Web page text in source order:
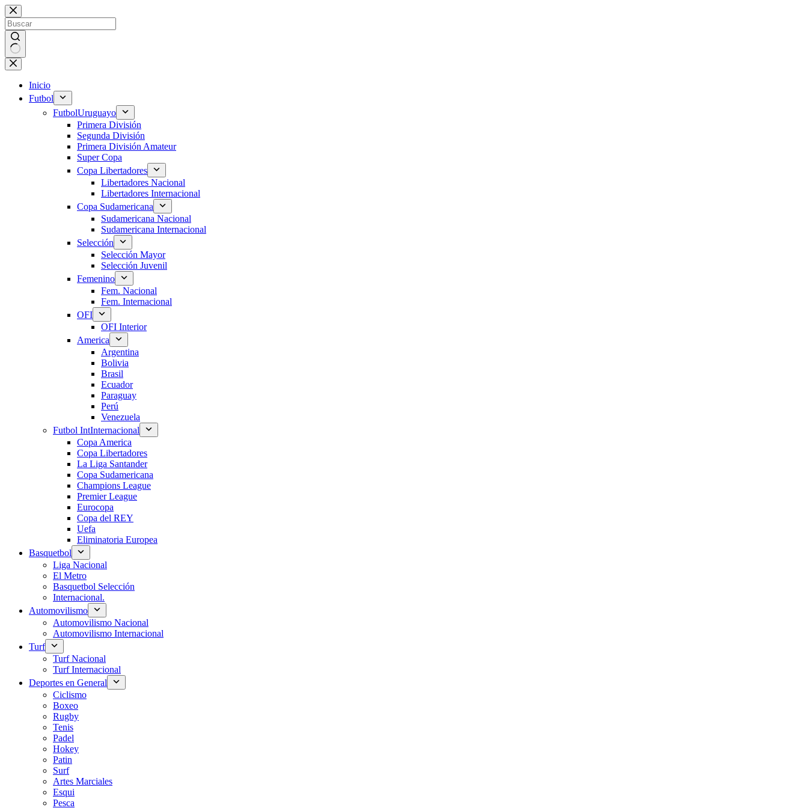
Saltar
al
contenido
Sin
resultados
Inicio
Futbol
FutbolUruguayo
Primera División
Segunda División
Primera División Amateur
Super Copa
Copa Libertadores
Libertadores Nacional
Libertadores Internacional
Copa Sudamericana
Sudamericana Nacional
Sudamericana Internacional
Selección
Selección Mayor
Selección Juvenil
Femenino
Fem. Nacional
Fem. Internacional
OFI
OFI Interior
America
Argentina
Bolivia
Brasil
Ecuador
Paraguay
Perú
Venezuela
Futbol IntInternacional
Copa America
Copa Libertadores
La Liga Santander
Copa Sudamericana
Champions League
Premier League
Eurocopa
Copa del REY
Uefa
Eliminatoria Europea
Basquetbol
Liga Nacional
El Metro
Basquetbol Selección
Internacional.
Automovilismo
Automovilismo Nacional
Automovilismo Internacional
Turf
Turf Nacional
Turf Internacional
Deportes en General
Ciclismo
Boxeo
Rugby
Tenis
Padel
Hokey
Patin
Surf
Artes Marciales
Esqui
Pesca